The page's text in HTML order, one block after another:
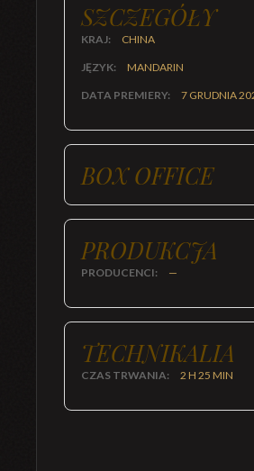
SZCZEGÓŁY
KRAJ: CHINA
JĘZYK: MANDARIN
DATA PREMIERY: 7 GRUDNIA
BOX OFFICE
PRODUKCJA
PRODUCENCI: —
TECHNIKALIA
CZAS TRWANIA: 2 H 25 MIN